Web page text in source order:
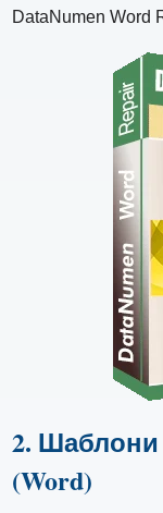
DataNumen Word
2. Шаблони
(Word)